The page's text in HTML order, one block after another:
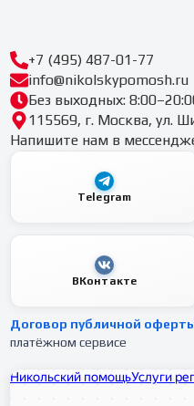
+7 (495) 487-01-77
info@nikolskypomosh.ru
Без выходных:
115569, г. Москва, ул.
Напишите нам в
Telegram
ВКонтакте
Договор публичной
платёжном сервисе